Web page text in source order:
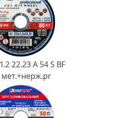
22.23 A 54 S BF
мет.+нерж.pr